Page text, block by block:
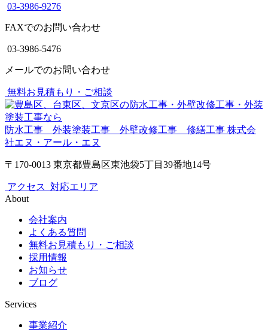
03-3986-9276
FAXでのお問い合わせ
03-3986-5476
メールでのお問い合わせ
無料お見積もり・ご相談
防水工事 外装塗装工事 外壁改修工事 修繕工事 株式会
社エヌ・アール・エヌ
〒170-0013 東京都豊島区東池袋5丁目39番地14号
アクセス 対応エリア
About
会社案内
よくある質問
無料お見積もり・ご相談
採用情報
お知らせ
ブログ
Services
事業紹介